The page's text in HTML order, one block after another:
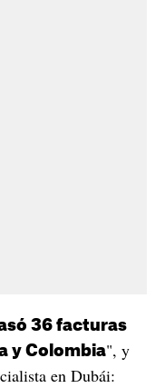
36 facturas
y Colombia", y
en Dubái: